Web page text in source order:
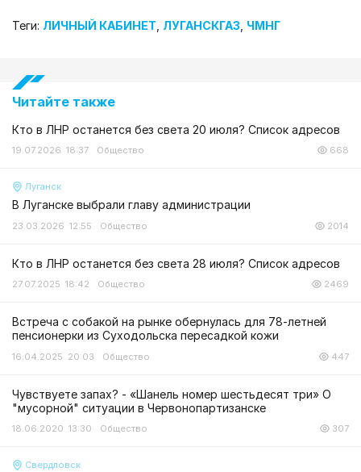
Теги: ЛИЧНЫЙ КАБИНЕТ ЛУГАНСКГАЗ ЧМНГ
Читайте также
Кто в ЛНР останется без света 20 июля? Список адресов
19.07.2026 18:37 Общество 668
Луганск
В Луганске выбрали главу администрации
23.03.2026 12:55 Общество 2014
Кто в ЛНР останется без света 28 июля? Список адресов
27.07.2025 18:42 Общество 2469
Встреча с собакой на рынке обернулась для 78-летней
пенсионерки из Суходольска пересадкой кожи
16.04.2025 20:03 Общество 447
Чувствуете запах? - «Шанель номер шестьдесят три» О
"мусорной" ситуации в Червонопартизанске
18.06.2020 13:30 Общество 307
Свердловск